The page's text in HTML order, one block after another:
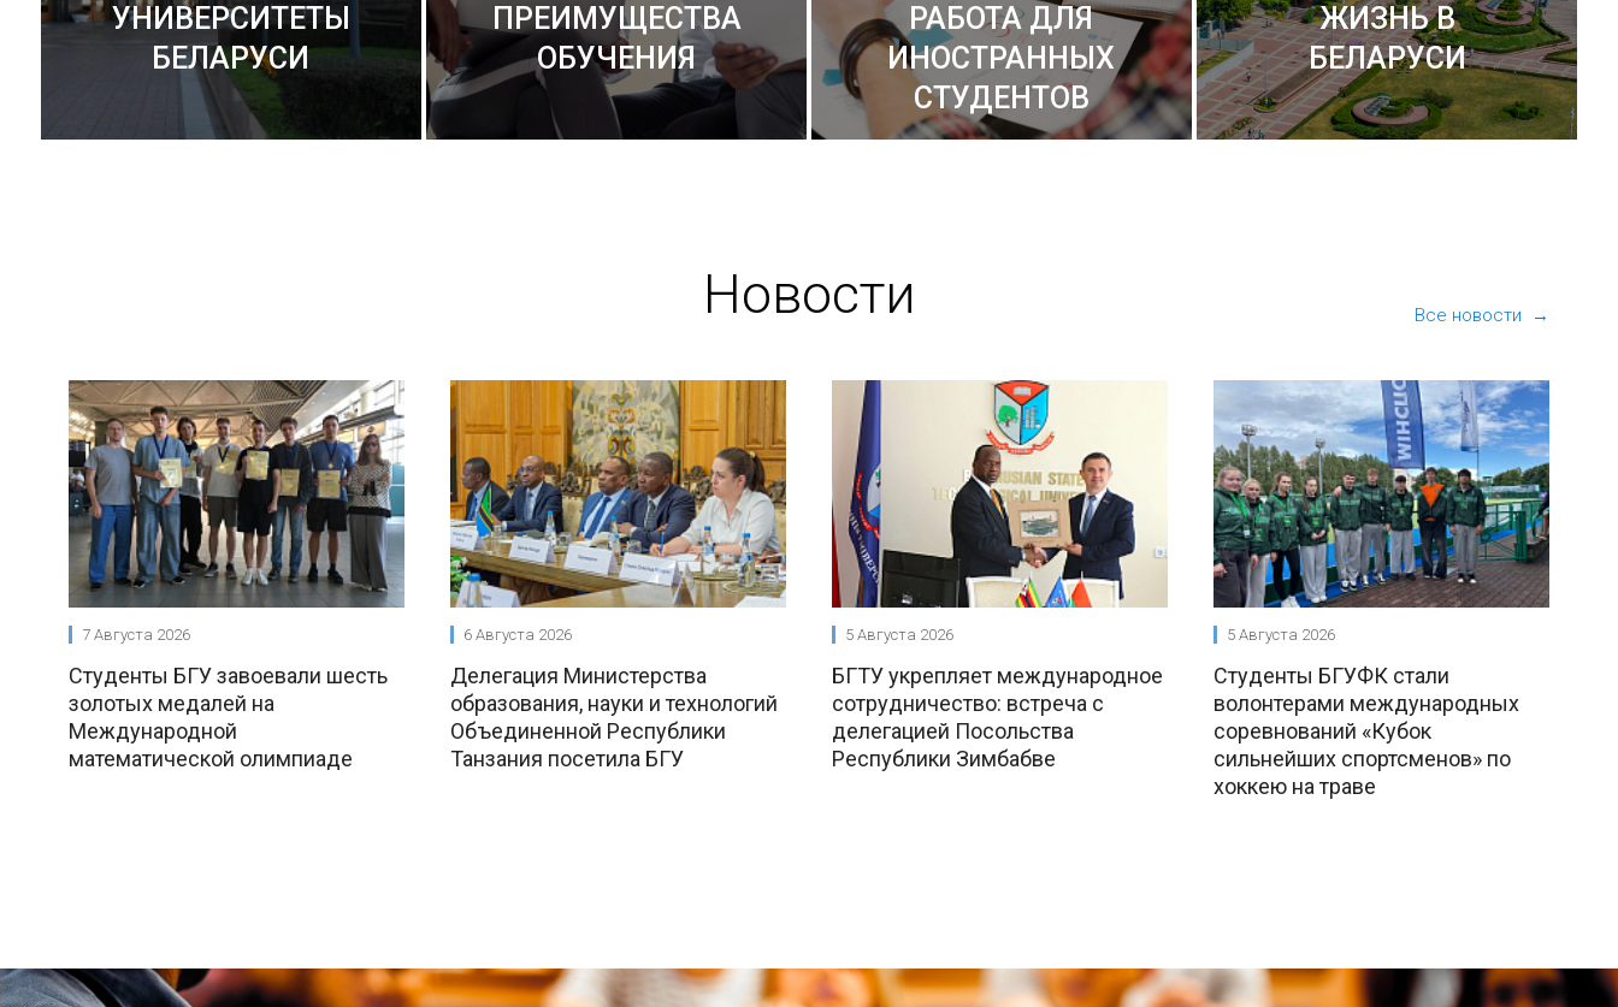
УНИВЕРСИТЕТЫ
БЕЛАРУСИ
ПРЕИМУЩЕСТВА
ОБУЧЕНИЯ
РАБОТА ДЛЯ
ИНОСТРАННЫХ
СТУДЕНТОВ
ЖИЗНЬ В
БЕЛАРУСИ
Новости Все новости →
7 Августа 2026
Студенты БГУ завоевали шесть
золотых медалей на
Международной
математической олимпиаде
6 Августа 2026
Делегация Министерства
образования, науки и технологий
Объединенной Республики
Танзания посетила БГУ
5 Августа 2026
БГТУ укрепляет международное
сотрудничество: встреча с
делегацией Посольства
Республики Зимбабве
5 Августа 2026
Студенты БГУФК стали
волонтерами международных
соревнований «Кубок
сильнейших спортсменов» по
хоккею на траве